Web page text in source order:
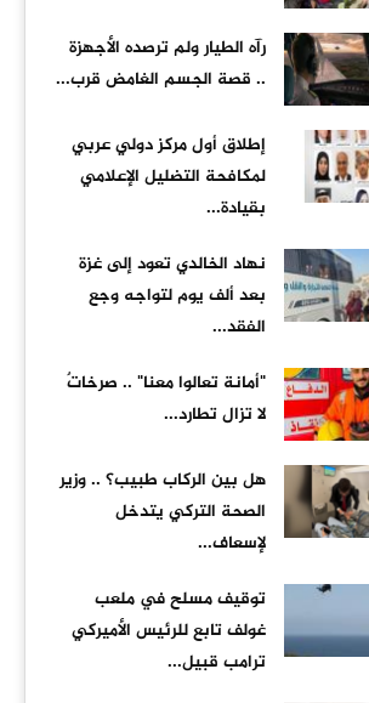
رآه الطيار ولم ترصده الأجهزة
.. قصة الجسم الغامض قرب...
إطلاق أول مركز دولي عربي
لمكافحة التضليل الإعلامي
بقيادة...
نهاد الخالدي تعود إلى غزة
بعد ألف يوم لتواجه وجع
الفقد...
"أمانة تعالوا معنا" .. صرخاتٌ
لا تزال تطارد...
هل بين الركاب طبيب؟ .. وزير
الصحة التركي يتدخل
لإسعاف...
توقيف مسلح في ملعب
غولف تابع للرئيس الأميركي
ترامب قبيل...